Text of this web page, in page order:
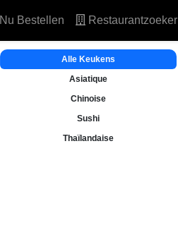
Nu Bestellen Restaurantzoeker
Alle Keukens
Asiatique
Chinoise
Sushi
Thaïlandaise